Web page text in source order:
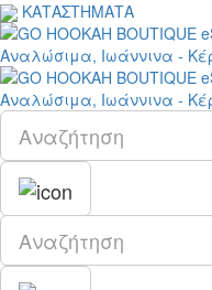
ΚΑΤΑΣΤΗΜΑΤΑ